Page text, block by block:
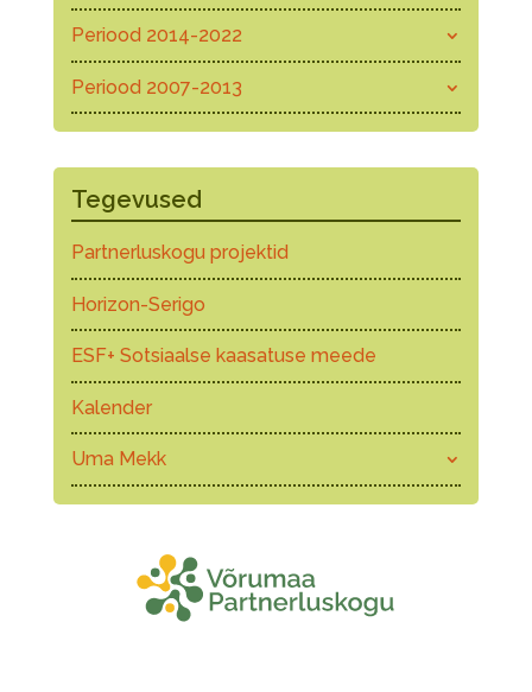
Periood 2014-2022
Periood 2007-2013
Tegevused
Partnerluskogu projektid
Horizon-Serigo
ESF+ Sotsiaalse kaasatuse meede
Kalender
Uma Mekk